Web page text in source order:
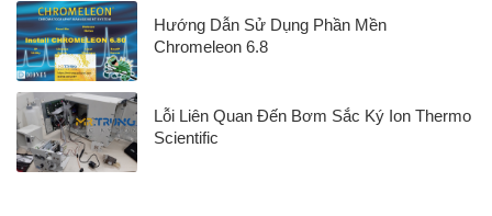
Hướng Dẫn Sử Dụng Phần Mền
Chromeleon 6.8
Lỗi Liên Quan Đến Bơm Sắc Ký Ion Thermo
Scientific